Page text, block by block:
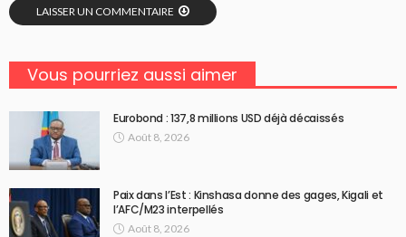
LAISSER UN COMMENTAIRE
Vous pourriez aussi aimer
Eurobond : 137,8 millions USD déjà décaissés
Août 8, 2026
Paix dans l’Est : Kinshasa donne des gages, Kigali et
l’AFC/M23 interpellés
Août 8, 2026